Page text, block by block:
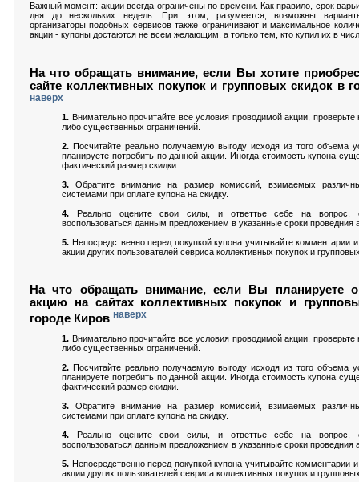
Важный момент: акции всегда ограничены по времени. Как правило, срок
дня до нескольких недель. При этом, разумеется, возможны
организаторы подобных сервисов также ограничивают и максимальное
акции - купоны достаются не всем желающим, а только тем, кто купил их в
На что обращать внимание, если Вы хотите
сайте коллективных покупок и групповых скидок в
наверх
1. Внимательно прочитайте все условия проводимой акции, проверьте
либо существенных ограничений.
2. Посчитайте реально получаемую выгоду исходя из того объема
планируете потребить по данной акции. Иногда стоимость купона
фактический размер скидки.
3. Обратите внимание на размер комиссий, взимаемых
системами при оплате купона на скидку.
4. Реально оцените свои силы, и ответтье себе на
воспользоваться данным предложением в указанные сроки проведния
5. Непосредственно перед покупкой купона учитывайте комментарии
акции других пользователей севриса коллективных покупок и
На что обращать внимание, если Вы планируете
акцию на сайтах коллективных покупок и
городе Киров наверх
1. Внимательно прочитайте все условия проводимой акции, проверьте
либо существенных ограничений.
2. Посчитайте реально получаемую выгоду исходя из того объема
планируете потребить по данной акции. Иногда стоимость купона
фактический размер скидки.
3. Обратите внимание на размер комиссий, взимаемых
системами при оплате купона на скидку.
4. Реально оцените свои силы, и ответтье себе на
воспользоваться данным предложением в указанные сроки проведния
5. Непосредственно перед покупкой купона учитывайте комментарии
акции других пользователей севриса коллективных покупок и